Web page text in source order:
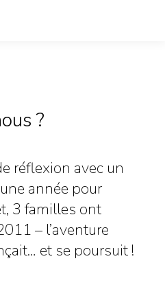
?
réflexion avec un
année pour
3 familles ont
– l’aventure
et se poursuit !